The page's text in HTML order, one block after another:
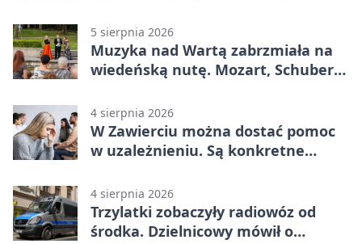
5 sierpnia 2026
Muzyka nad Wartą zabrzmiała na
wiedeńską nutę. Mozart, Schubert i
4 sierpnia 2026
W Zawierciu można dostać pomoc
w uzależnieniu. Są konkretne
4 sierpnia 2026
Trzylatki zobaczyły radiowóz od
środka. Dzielnicowy mówił o